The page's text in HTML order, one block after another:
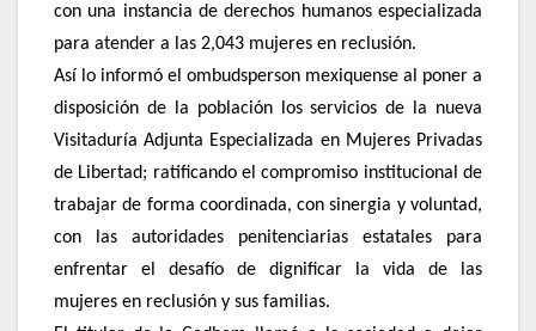
con una instancia de derechos humanos especializada
para atender a las 2,043 mujeres en reclusión.
Así lo informó el ombudsperson mexiquense al poner a
disposición de la población los servicios de la nueva
Visitaduría Adjunta Especializada en Mujeres Privadas
de Libertad; ratificando el compromiso institucional de
trabajar de forma coordinada, con sinergia y voluntad,
con las autoridades penitenciarias estatales para
enfrentar el desafío de dignificar la vida de las
mujeres en reclusión y sus familias.